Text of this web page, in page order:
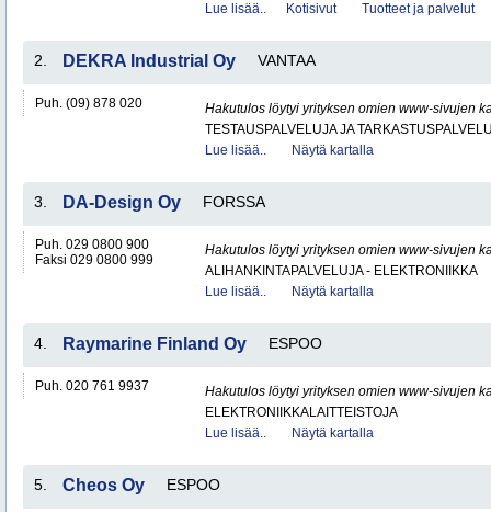
Lue lisää..
Kotisivut Tuotteet ja palvelut
2. DEKRA Industrial Oy VANTAA
Puh. (09) 878 020
Hakutulos löytyi yrityksen omien www-sivujen
TESTAUSPALVELUJA JA
Lue lisää..
Näytä kartalla
3. DA-Design Oy FORSSA
Puh. 029 0800 900
Faksi 029 0800 999
Hakutulos löytyi yrityksen omien www-sivujen
ALIHANKINTAPALVELUJA - ELEKTRONIIKKA
Lue lisää..
Näytä kartalla
4. Raymarine Finland Oy ESPOO
Puh. 020 761 9937
Hakutulos löytyi yrityksen omien www-sivujen
ELEKTRONIIKKALAITTEISTOJA
Lue lisää..
Näytä kartalla
5. Cheos Oy ESPOO